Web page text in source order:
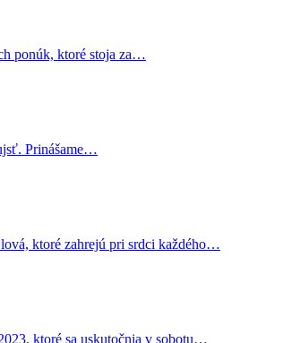
ponúk, ktoré stoja za…
Prinášame…
ktoré zahrejú pri srdci každého…
ktoré sa uskutočnia v sobotu…